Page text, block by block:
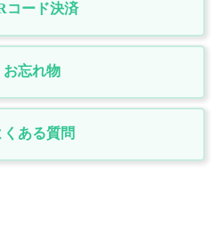
コード決済
お忘れ物
くある質問